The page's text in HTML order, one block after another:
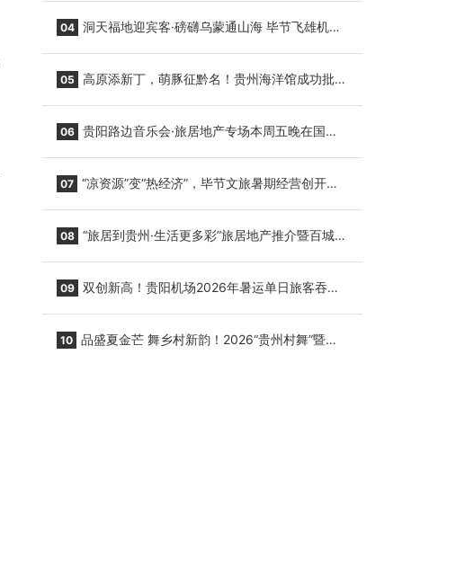
04 洞天福地迎宾客·磅礴乌蒙通山海 毕节飞雄机场
05 高原添新丁，萌豚征黔名！贵州海洋馆成功批量
06 贵阳路边音乐会·旅居地产专场本周五晚在国际
07 “凉资源”变“热经济”，毕节文旅暑期经营创开门
08 “旅居到贵州·生活更多彩”旅居地产推介暨百城千
09 双创新高！贵阳机场2026年暑运单日旅客吞吐
10 品盛夏金芒 舞乡村新韵！2026“贵州村舞”暨望